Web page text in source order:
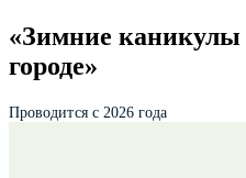
«Зимние
городе»
Проводится с 2026 года